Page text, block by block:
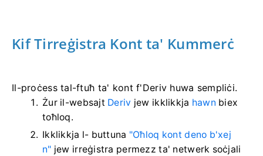
Kif Tirreġistra Kont ta' Kummerċ
Il-proċess tal-ftuħ ta' kont f'Deriv huwa sempliċi.
Żur il-websajt Deriv jew ikklikkja hawn biex
toħloq.
Ikklikkja l- buttuna "Oħloq kont deno b'xej
n" jew irreġistra permezz ta' netwerk soċjali